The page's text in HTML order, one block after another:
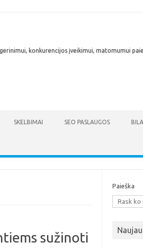
konkurencijos įveikimui, matomumui
SKELBIMAI SEO PASLAUGOS
sužinoti
Paieška